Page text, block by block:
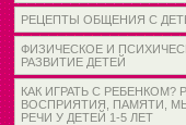
РЕЦЕПТЫ ОБЩЕНИЯ С
ФИЗИЧЕСКОЕ И
РАЗВИТИЕ ДЕТЕЙ
КАК ИГРАТЬ С РЕБЕНКОМ?
ВОСПРИЯТИЯ, ПАМЯТИ,
РЕЧИ У ДЕТЕЙ 1-5 ЛЕТ